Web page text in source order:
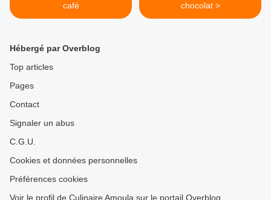
café
chocolat >
Hébergé par Overblog
Top articles
Pages
Contact
Signaler un abus
C.G.U.
Cookies et données personnelles
Préférences cookies
Voir le profil de Culinaire Amoula sur le portail Overblog